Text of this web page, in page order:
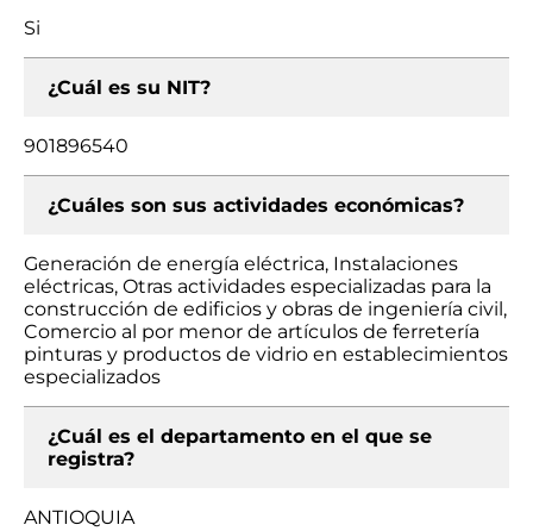
Si
¿Cuál es su NIT?
901896540
¿Cuáles son sus actividades económicas?
Generación de energía eléctrica, Instalaciones
eléctricas, Otras actividades especializadas para la
construcción de edificios y obras de ingeniería civil,
Comercio al por menor de artículos de ferretería
pinturas y productos de vidrio en establecimientos
especializados
¿Cuál es el departamento en el que se
registra?
ANTIOQUIA